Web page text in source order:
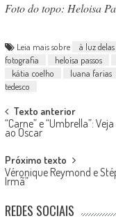
Foto do topo: Heloisa
Leia mais sobre à luz delas
fotografia
heloísa passos
kátia coelho
luana farias
tedesco
Post
navigation
Texto anterior
“Carne” e “Umbrella”:
ao Oscar
Próximo texto
Véronique Reymond e
Irmã”
REDES SOCIAIS